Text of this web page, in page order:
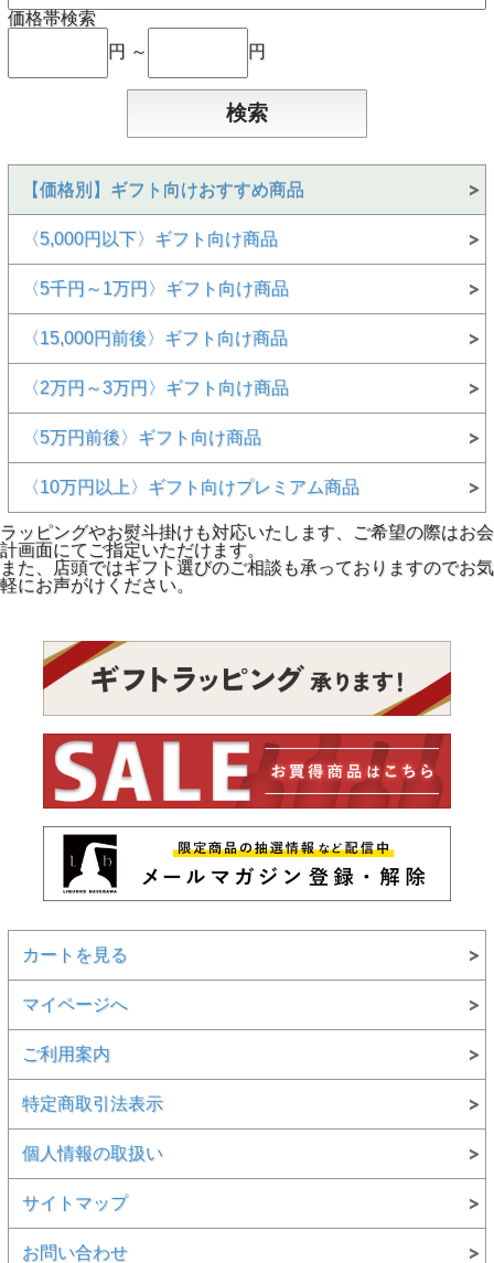
価格帯検索
円 ～
円
【価格別】ギフト向けおすすめ商品
〈5,000円以下〉ギフト向け商品
〈5千円～1万円〉ギフト向け商品
〈15,000円前後〉ギフト向け商品
〈2万円～3万円〉ギフト向け商品
〈5万円前後〉ギフト向け商品
〈10万円以上〉ギフト向けプレミアム商品
ラッピングやお熨斗掛けも対応いたします、ご希望の際はお会
計画面にてご指定いただけます。
また、店頭ではギフト選びのご相談も承っておりますのでお気
軽にお声がけください。
カートを見る
マイページへ
ご利用案内
特定商取引法表示
個人情報の取扱い
サイトマップ
お問い合わせ